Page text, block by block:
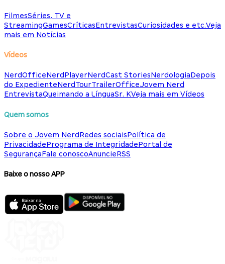
FilmesSéries, TV e
StreamingGamesCríticasEntrevistasCuriosidades e etc.Veja
mais em Notícias
Vídeos
NerdOfficeNerdPlayerNerdCast StoriesNerdologiaDepois
do ExpedienteNerdTourTrailerOfficeJovem Nerd
EntrevistaQueimando a LínguaSr. KVeja mais em Vídeos
Quem somos
Sobre o Jovem NerdRedes sociaisPolítica de
PrivacidadePrograma de IntegridadePortal de
SegurançaFale conoscoAnuncieRSS
Baixe o nosso APP